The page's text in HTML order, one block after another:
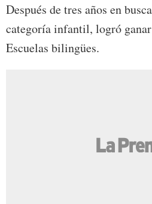
Después de tres años en
categoría infantil, logró
Escuelas bilingües.